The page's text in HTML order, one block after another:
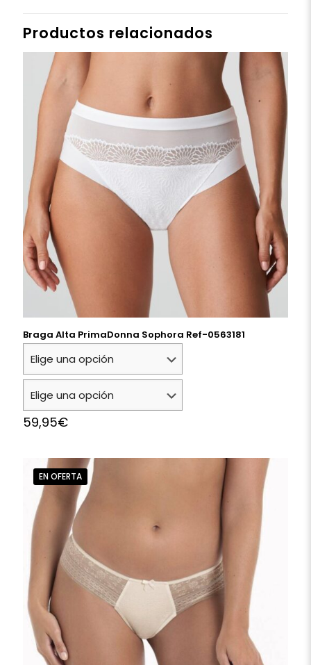
Productos relacionados
Braga Alta PrimaDonna Sophora Ref-0563181
59,95€
EN OFERTA